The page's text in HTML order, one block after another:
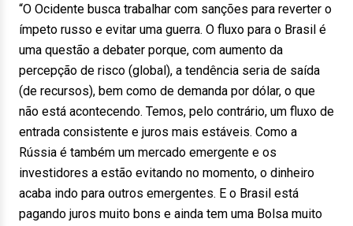
“O Ocidente busca trabalhar com sanções para reverter o
ímpeto russo e evitar uma guerra. O fluxo para o Brasil é
uma questão a debater porque, com aumento da
percepção de risco (global), a tendência seria de saída
(de recursos), bem como de demanda por dólar, o que
não está acontecendo. Temos, pelo contrário, um fluxo de
entrada consistente e juros mais estáveis. Como a
Rússia é também um mercado emergente e os
investidores a estão evitando no momento, o dinheiro
acaba indo para outros emergentes. E o Brasil está
pagando juros muito bons e ainda tem uma Bolsa muito